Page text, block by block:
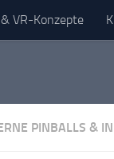
VR-Konzepte
PINBALLS &